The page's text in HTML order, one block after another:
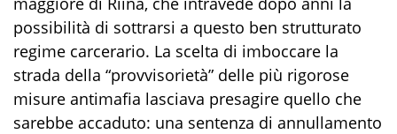
possibilità di sottrarsi a questo ben strutturato
regime carcerario. La scelta di imboccare la
strada della “provvisorietà” delle più rigorose
misure antimafia lasciava presagire quello che
sarebbe accaduto: una sentenza di annullamento